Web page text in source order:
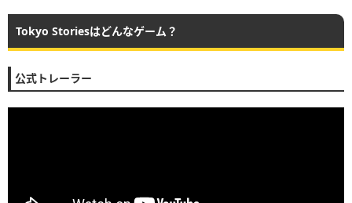
Tokyo Storiesはどんなゲーム？
公式トレーラー